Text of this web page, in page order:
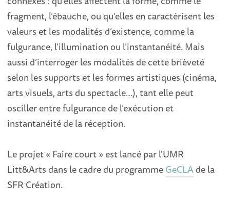
fragment, l’ébauche, ou qu’elles en caractérisent les
valeurs et les modalités d’existence, comme la
fulgurance, l’illumination ou l’instantanéité. Mais
aussi d’interroger les modalités de cette brièveté
selon les supports et les formes artistiques (cinéma,
arts visuels, arts du spectacle…), tant elle peut
osciller entre fulgurance de l’exécution et
instantanéité de la réception.
Le projet « Faire court » est lancé par l'UMR
Litt&Arts dans le cadre du programmeGeCLAde la
SFR Création.